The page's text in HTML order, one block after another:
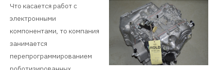
Что касается работ с
электронными
компонентами, то компания
занимается
перепрограммированием